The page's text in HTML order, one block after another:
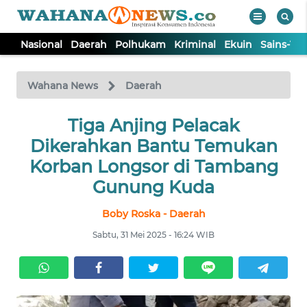
Nasional Daerah Polhukam Kriminal Ekuin Sains-
Wahana News Daerah
Tiga Anjing Pelacak
Dikerahkan Bantu Temukan
Korban Longsor di Tambang
Gunung Kuda
Boby Roska - Daerah
Sabtu, 31 Mei 2025 - 16:24 WIB
TV
Tutup
NASIONAL
DAERAH
EKUIN